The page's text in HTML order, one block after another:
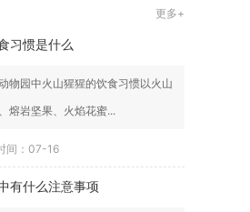
更多+
习惯是什么
物园中火山猩猩的饮食习惯以火山
熔岩坚果、火焰花蜜...
间：07-16
有什么注意事项